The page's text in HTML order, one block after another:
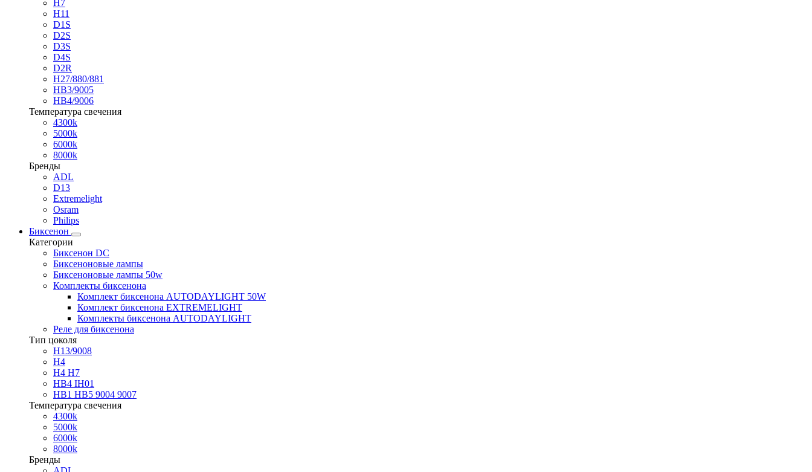
H7
H11
D1S
D2S
D3S
D4S
D2R
H27/880/881
HB3/9005
HB4/9006
Температура свечения
4300k
5000k
6000k
8000k
Бренды
ADL
D13
Extremelight
Osram
Philips
Биксенон
Категории
Биксенон DC
Биксеноновые лампы
Биксеноновые лампы 50w
Комплекты биксенона
Комплект биксенона AUTODAYLIGHT 50W
Комплект биксенона EXTREMELIGHT
Комплекты биксенона AUTODAYLIGHT
Реле для биксенона
Тип цоколя
H13/9008
H4
H4 H7
HB4 IH01
HB1 HB5 9004 9007
Температура свечения
4300k
5000k
6000k
8000k
Бренды